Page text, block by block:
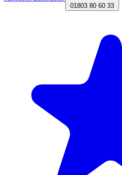
01803 80 60 33